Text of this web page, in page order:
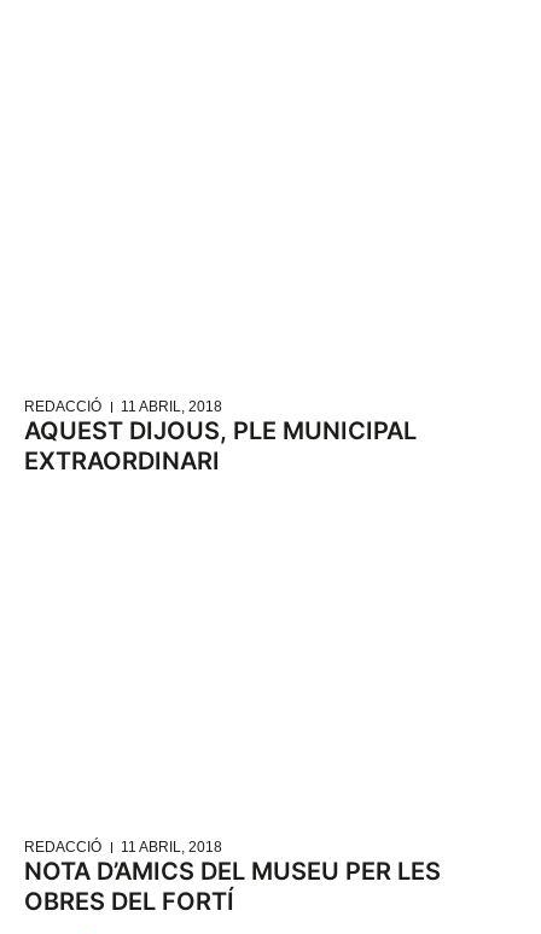
REDACCIÓ 11 ABRIL, 2018
AQUEST DIJOUS, PLE MUNICIPAL
EXTRAORDINARI
REDACCIÓ 11 ABRIL, 2018
NOTA D’AMICS DEL MUSEU PER LES
OBRES DEL FORTÍ